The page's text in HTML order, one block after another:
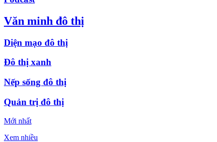
Văn minh đô thị
Diện mạo đô thị
Đô thị xanh
Nếp sống đô thị
Quản trị đô thị
Mới nhất
Xem nhiều